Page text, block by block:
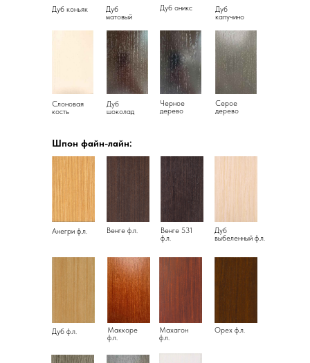
Шпон файн-лайн:
Анегри ф.л. Венге ф.л.
Венге 531
ф.л.
Дуб
выбеленный ф.л.
Дуб ф.л.
Маккоре
ф.л.
Махагон
ф.л.
Орех ф.л.
Слоновая
кость
Дуб коньяк
Дуб
шоколад
Дуб
матовый
Дуб
капучино
Дуб оникс
Серое
дерево
Черное
дерево